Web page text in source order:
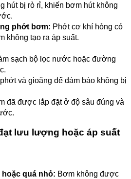
hút bị rò rỉ, khiến bơm hút không
phớt bơm: Phớt cơ khí hỏng có
không tạo ra áp suất.
sạch bộ lọc nước hoặc đường
và gioăng để đảm bảo không bị
đã được lắp đặt ở độ sâu đúng và
lưu lượng hoặc áp suất
hoặc quá nhỏ: Bơm không được